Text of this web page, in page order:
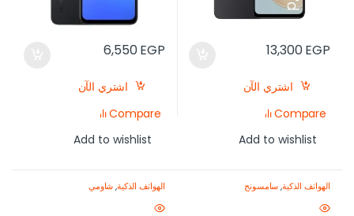
13,300EGP
اشتري الآن
Compare
Add to wishlist
6,550EGP
اشتري الآن
Compare
Add to wishlist
الهواتف الذكية,سامسونج الهواتف الذكية,شاومي